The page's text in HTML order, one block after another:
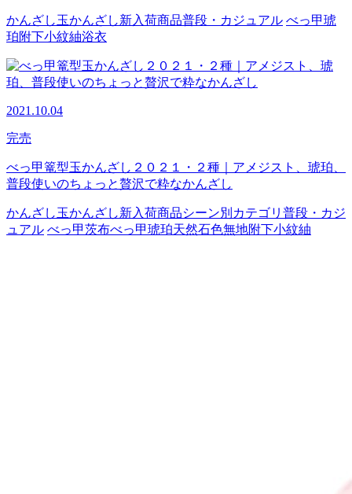
かんざし玉かんざし新入荷商品普段・カジュアル べっ甲琥
珀附下小紋紬浴衣
2021.10.04
完売
べっ甲篭型玉かんざし２０２１・２種｜アメジスト、琥珀、
普段使いのちょっと贅沢で粋なかんざし
かんざし玉かんざし新入荷商品シーン別カテゴリ 普段・カジ
ュアル べっ甲茨布べっ甲琥珀天然石色無地附下小紋紬